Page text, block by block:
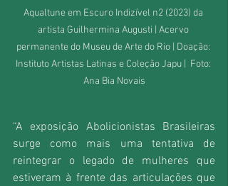
Aqualtune em Escuro Indizível n2 (2023) da
artista Guilhermina Augusti | Acervo
permanente do Museu de Arte do Rio | Doação:
Instituto Artistas Latinas e Coleção Japu |  Foto:
Ana Bia Novais
“A exposição Abolicionistas Brasileiras
surge como mais uma tentativa de
reintegrar o legado de mulheres que
estiveram à frente das articulações que